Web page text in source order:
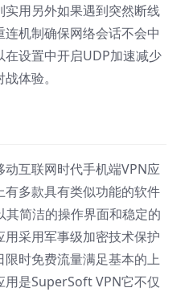
用另外如果遇到突然断线
机制确保网络会话不会中
设置中开启UDP加速减少
体验。
互联网时代手机端VPN应
多款具有类似功能的软件
简洁的操作界面和稳定的
采用军事级加密技术保护
时免费流量满足基本的上
用是SuperSoft VPN它不仅